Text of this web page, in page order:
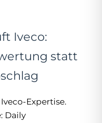
Iveco:
statt
Expertise.
Daily